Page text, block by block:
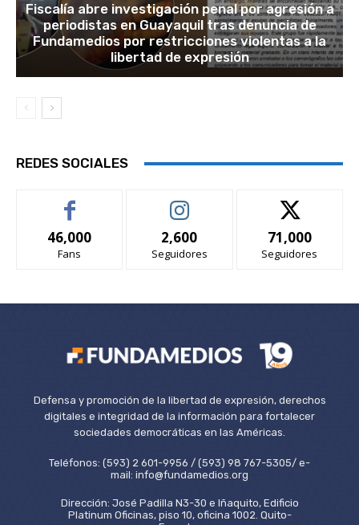
Fiscalía abre investigación penal por agresión a
periodistas en Guayaquil tras denuncia de
Fundamedios por restricciones violentas a la
libertad de expresión
REDES SOCIALES
46,000
Fans
2,600
Seguidores
71,000
Seguidores
Defensa y promoción de la libertad de expresión, derechos
digitales e integridad de la información para fortalecer
sociedades democráticas en las Américas.
Teléfonos: (593) 2 601-9956 / (593) 98 767-5305/ e-
mail: info@fundamedios.org
Dirección: José Padilla N3-30 e Iñaquito, Edificio
Platinum Oficinas, piso 10, oficina 1002. Quito-